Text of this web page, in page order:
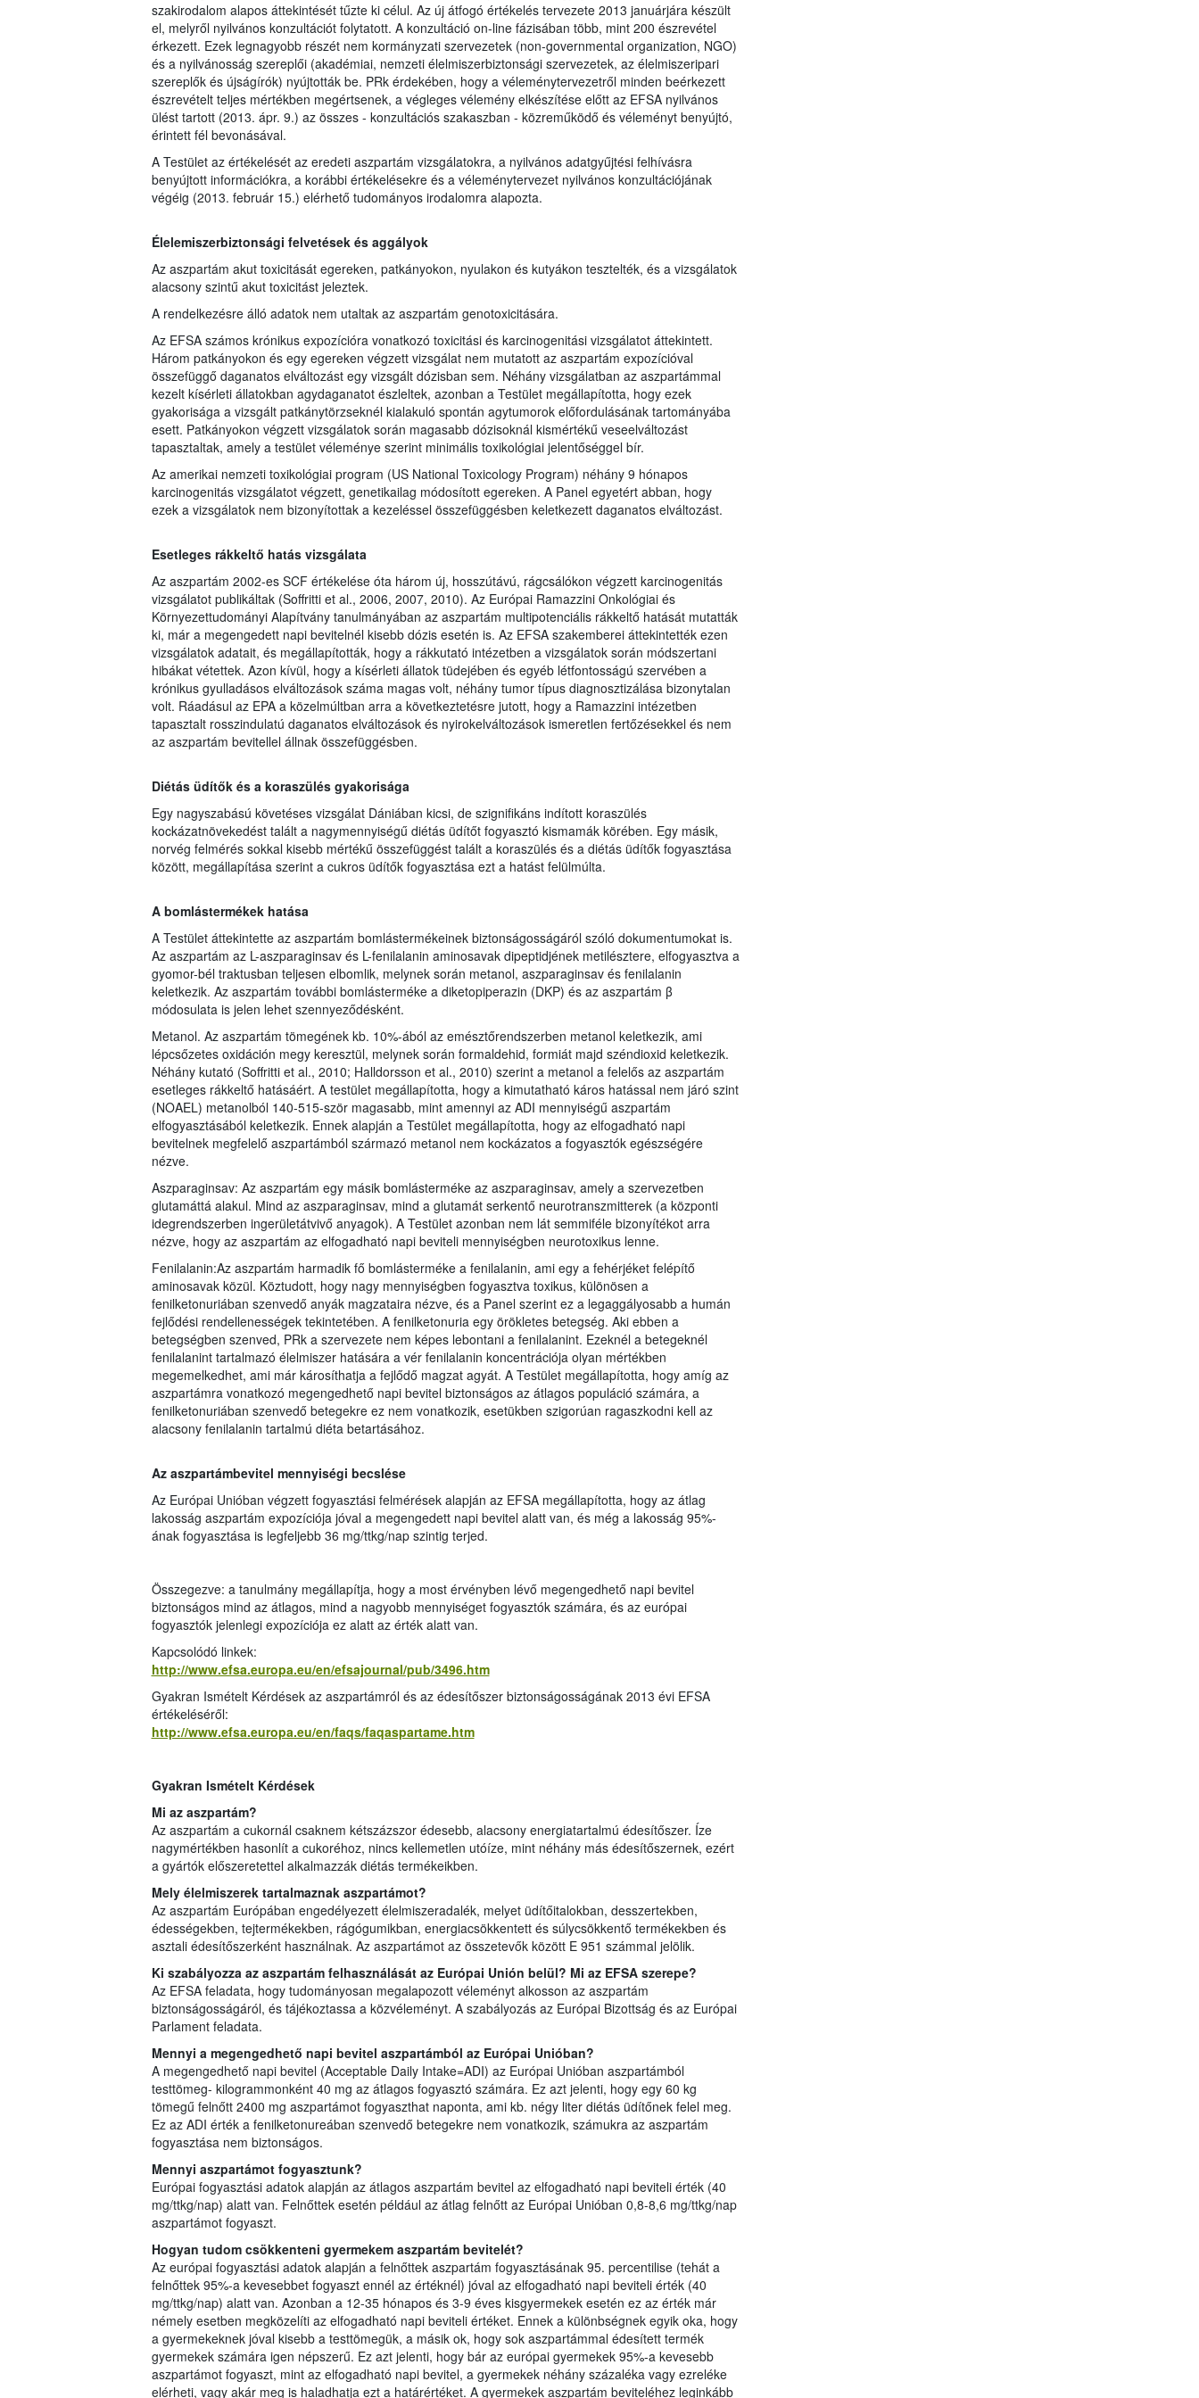
szakirodalom alapos áttekintését tűzte ki célul. Az új átfogó értékelés tervezete 2013 januárjára készült
el, melyről nyilvános konzultációt folytatott. A konzultáció on-line fázisában több, mint 200 észrevétel
érkezett. Ezek legnagyobb részét nem kormányzati szervezetek (non-governmental organization, NGO)
és a nyilvánosság szereplői (akadémiai, nemzeti élelmiszerbiztonsági szervezetek, az élelmiszeripari
szereplők és újságírók) nyújtották be. PRk érdekében, hogy a véleménytervezetről minden beérkezett
észrevételt teljes mértékben megértsenek, a végleges vélemény elkészítése előtt az EFSA nyilvános
ülést tartott (2013. ápr. 9.) az összes - konzultációs szakaszban - közreműködő és véleményt benyújtó,
érintett fél bevonásával.
A Testület az értékelését az eredeti aszpartám vizsgálatokra, a nyilvános adatgyűjtési felhívásra
benyújtott információkra, a korábbi értékelésekre és a véleménytervezet nyilvános konzultációjának
végéig (2013. február 15.) elérhető tudományos irodalomra alapozta.
Élelemiszerbiztonsági felvetések és aggályok
Az aszpartám akut toxicitását egereken, patkányokon, nyulakon és kutyákon tesztelték, és a vizsgálatok
alacsony szintű akut toxicitást jeleztek.
A rendelkezésre álló adatok nem utaltak az aszpartám genotoxicitására.
Az EFSA számos krónikus expozícióra vonatkozó toxicitási és karcinogenitási vizsgálatot áttekintett.
Három patkányokon és egy egereken végzett vizsgálat nem mutatott az aszpartám expozícióval
összefüggő daganatos elváltozást egy vizsgált dózisban sem. Néhány vizsgálatban az aszpartámmal
kezelt kísérleti állatokban agydaganatot észleltek, azonban a Testület megállapította, hogy ezek
gyakorisága a vizsgált patkánytörzseknél kialakuló spontán agytumorok előfordulásának tartományába
esett. Patkányokon végzett vizsgálatok során magasabb dózisoknál kismértékű veseelváltozást
tapasztaltak, amely a testület véleménye szerint minimális toxikológiai jelentőséggel bír.
Az amerikai nemzeti toxikológiai program (US National Toxicology Program) néhány 9 hónapos
karcinogenitás vizsgálatot végzett, genetikailag módosított egereken. A Panel egyetért abban, hogy
ezek a vizsgálatok nem bizonyítottak a kezeléssel összefüggésben keletkezett daganatos elváltozást.
Esetleges rákkeltő hatás vizsgálata
Az aszpartám 2002-es SCF értékelése óta három új, hosszútávú, rágcsálókon végzett karcinogenitás
vizsgálatot publikáltak (Soffritti et al., 2006, 2007, 2010). Az Európai Ramazzini Onkológiai és
Környezettudományi Alapítvány tanulmányában az aszpartám multipotenciális rákkeltő hatását mutatták
ki, már a megengedett napi bevitelnél kisebb dózis esetén is. Az EFSA szakemberei áttekintették ezen
vizsgálatok adatait, és megállapították, hogy a rákkutató intézetben a vizsgálatok során módszertani
hibákat vétettek. Azon kívül, hogy a kísérleti állatok tüdejében és egyéb létfontosságú szervében a
krónikus gyulladásos elváltozások száma magas volt, néhány tumor típus diagnosztizálása bizonytalan
volt. Ráadásul az EPA a közelmúltban arra a következtetésre jutott, hogy a Ramazzini intézetben
tapasztalt rosszindulatú daganatos elváltozások és nyirokelváltozások ismeretlen fertőzésekkel és nem
az aszpartám bevitellel állnak összefüggésben.
Diétás üdítők és a koraszülés gyakorisága
Egy nagyszabású követéses vizsgálat Dániában kicsi, de szignifikáns indított koraszülés
kockázatnövekedést talált a nagymennyiségű diétás üdítőt fogyasztó kismamák körében. Egy másik,
norvég felmérés sokkal kisebb mértékű összefüggést talált a koraszülés és a diétás üdítők fogyasztása
között, megállapítása szerint a cukros üdítők fogyasztása ezt a hatást felülmúlta.
A bomlástermékek hatása
A Testület áttekintette az aszpartám bomlástermékeinek biztonságosságáról szóló dokumentumokat is.
Az aszpartám az L-aszparaginsav és L-fenilalanin aminosavak dipeptidjének metilésztere, elfogyasztva a
gyomor-bél traktusban teljesen elbomlik, melynek során metanol, aszparaginsav és fenilalanin
keletkezik. Az aszpartám további bomlásterméke a diketopiperazin (DKP) és az aszpartám β
módosulata is jelen lehet szennyeződésként.
Metanol. Az aszpartám tömegének kb. 10%-ából az emésztőrendszerben metanol keletkezik, ami
lépcsőzetes oxidáción megy keresztül, melynek során formaldehid, formiát majd széndioxid keletkezik.
Néhány kutató (Soffritti et al., 2010; Halldorsson et al., 2010) szerint a metanol a felelős az aszpartám
esetleges rákkeltő hatásáért. A testület megállapította, hogy a kimutatható káros hatással nem járó szint
(NOAEL) metanolból 140-515-ször magasabb, mint amennyi az ADI mennyiségű aszpartám
elfogyasztásából keletkezik. Ennek alapján a Testület megállapította, hogy az elfogadható napi
bevitelnek megfelelő aszpartámból származó metanol nem kockázatos a fogyasztók egészségére
nézve.
Aszparaginsav: Az aszpartám egy másik bomlásterméke az aszparaginsav, amely a szervezetben
glutamáttá alakul. Mind az aszparaginsav, mind a glutamát serkentő neurotranszmitterek (a központi
idegrendszerben ingerületátvivő anyagok). A Testület azonban nem lát semmiféle bizonyítékot arra
nézve, hogy az aszpartám az elfogadható napi beviteli mennyiségben neurotoxikus lenne.
Fenilalanin:Az aszpartám harmadik fő bomlásterméke a fenilalanin, ami egy a fehérjéket felépítő
aminosavak közül. Köztudott, hogy nagy mennyiségben fogyasztva toxikus, különösen a
fenilketonuriában szenvedő anyák magzataira nézve, és a Panel szerint ez a legaggályosabb a humán
fejlődési rendellenességek tekintetében. A fenilketonuria egy örökletes betegség. Aki ebben a
betegségben szenved, PRk a szervezete nem képes lebontani a fenilalanint. Ezeknél a betegeknél
fenilalanint tartalmazó élelmiszer hatására a vér fenilalanin koncentrációja olyan mértékben
megemelkedhet, ami már károsíthatja a fejlődő magzat agyát. A Testület megállapította, hogy amíg az
aszpartámra vonatkozó megengedhető napi bevitel biztonságos az átlagos populáció számára, a
fenilketonuriában szenvedő betegekre ez nem vonatkozik, esetükben szigorúan ragaszkodni kell az
alacsony fenilalanin tartalmú diéta betartásához.
Az aszpartámbevitel mennyiségi becslése
Az Európai Unióban végzett fogyasztási felmérések alapján az EFSA megállapította, hogy az átlag
lakosság aszpartám expozíciója jóval a megengedett napi bevitel alatt van, és még a lakosság 95%-
ának fogyasztása is legfeljebb 36 mg/ttkg/nap szintig terjed.
Összegezve: a tanulmány megállapítja, hogy a most érvényben lévő megengedhető napi bevitel
biztonságos mind az átlagos, mind a nagyobb mennyiséget fogyasztók számára, és az európai
fogyasztók jelenlegi expozíciója ez alatt az érték alatt van.
Kapcsolódó linkek:
http://www.efsa.europa.eu/en/efsajournal/pub/3496.htm
Gyakran Ismételt Kérdések az aszpartámról és az édesítőszer biztonságosságának 2013 évi EFSA
értékeléséről:
http://www.efsa.europa.eu/en/faqs/faqaspartame.htm
Gyakran Ismételt Kérdések
Mi az aszpartám?
Az aszpartám a cukornál csaknem kétszázszor édesebb, alacsony energiatartalmú édesítőszer. Íze
nagymértékben hasonlít a cukoréhoz, nincs kellemetlen utóíze, mint néhány más édesítőszernek, ezért
a gyártók előszeretettel alkalmazzák diétás termékeikben.
Mely élelmiszerek tartalmaznak aszpartámot?
Az aszpartám Európában engedélyezett élelmiszeradalék, melyet üdítőitalokban, desszertekben,
édességekben, tejtermékekben, rágógumikban, energiacsökkentett és súlycsökkentő termékekben és
asztali édesítőszerként használnak. Az aszpartámot az összetevők között E 951 számmal jelölik.
Ki szabályozza az aszpartám felhasználását az Európai Unión belül? Mi az EFSA szerepe?
Az EFSA feladata, hogy tudományosan megalapozott véleményt alkosson az aszpartám
biztonságosságáról, és tájékoztassa a közvéleményt. A szabályozás az Európai Bizottság és az Európai
Parlament feladata.
Mennyi a megengedhető napi bevitel aszpartámból az Európai Unióban?
A megengedhető napi bevitel (Acceptable Daily Intake=ADI) az Európai Unióban aszpartámból
testtömeg- kilogrammonként 40 mg az átlagos fogyasztó számára. Ez azt jelenti, hogy egy 60 kg
tömegű felnőtt 2400 mg aszpartámot fogyaszthat naponta, ami kb. négy liter diétás üdítőnek felel meg.
Ez az ADI érték a fenilketonureában szenvedő betegekre nem vonatkozik, számukra az aszpartám
fogyasztása nem biztonságos.
Mennyi aszpartámot fogyasztunk?
Európai fogyasztási adatok alapján az átlagos aszpartám bevitel az elfogadható napi beviteli érték (40
mg/ttkg/nap) alatt van. Felnőttek esetén például az átlag felnőtt az Európai Unióban 0,8-8,6 mg/ttkg/nap
aszpartámot fogyaszt.
Hogyan tudom csökkenteni gyermekem aszpartám bevitelét?
Az európai fogyasztási adatok alapján a felnőttek aszpartám fogyasztásának 95. percentilise (tehát a
felnőttek 95%-a kevesebbet fogyaszt ennél az értéknél) jóval az elfogadható napi beviteli érték (40
mg/ttkg/nap) alatt van. Azonban a 12-35 hónapos és 3-9 éves kisgyermekek esetén ez az érték már
némely esetben megközelíti az elfogadható napi beviteli értéket. Ennek a különbségnek egyik oka, hogy
a gyermekeknek jóval kisebb a testtömegük, a másik ok, hogy sok aszpartámmal édesített termék
gyermekek számára igen népszerű. Ez azt jelenti, hogy bár az európai gyermekek 95%-a kevesebb
aszpartámot fogyaszt, mint az elfogadható napi bevitel, a gyermekek néhány százaléka vagy ezreléke
elérheti, vagy akár meg is haladhatja ezt a határértéket. A gyermekek aszpartám beviteléhez leginkább